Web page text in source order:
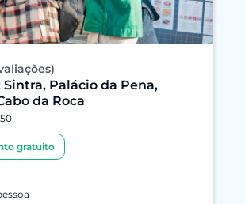
Sintra, Palácio da Pena,
da Roca
gratuito